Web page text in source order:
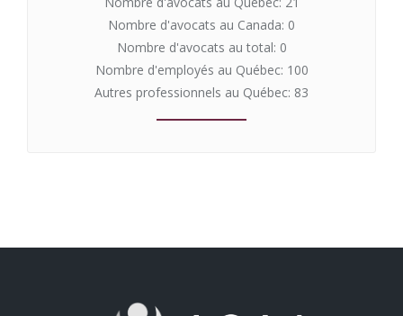
Nombre d'avocats au Canada: 0
Nombre d'avocats au total: 0
Nombre d'employés au Québec: 100
Autres professionnels au Québec: 83